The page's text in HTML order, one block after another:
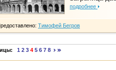
подробнее
Тимофей Бегров
1 2 3 4 5 6 7 8